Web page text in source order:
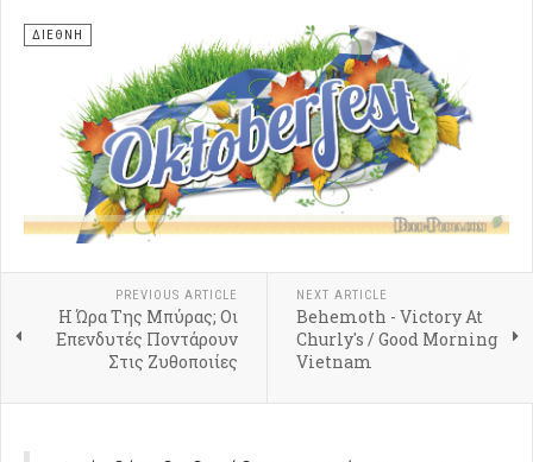
ΔΙΕΘΝΗ
PREVIOUS ARTICLE
Η Ώρα Της Μπύρας; Οι
Επενδυτές Ποντάρουν
Στις Ζυθοποιίες
NEXT ARTICLE
Behemoth - Victory At
Churly's / Good Morning
Vietnam